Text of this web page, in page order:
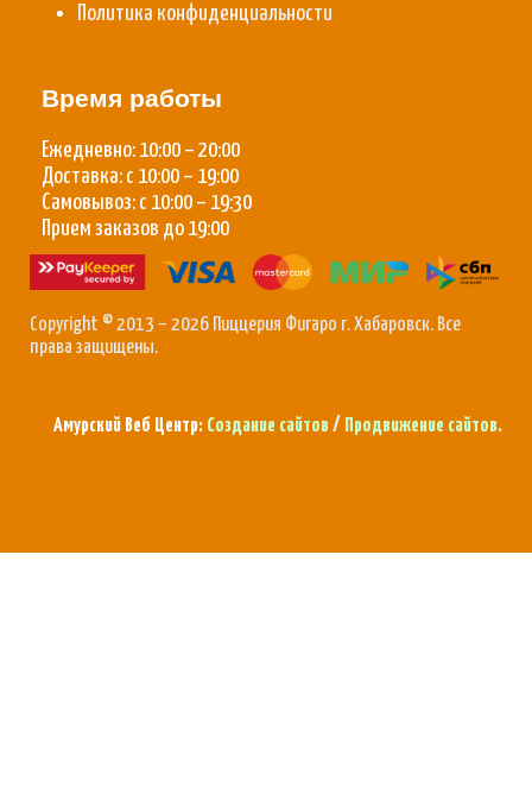
Политика конфиденциальности
Время работы
Ежедневно: 10:00 – 20:00
Доставка: с 10:00 – 19:00
Самовывоз: с 10:00 – 19:30
Прием заказов до 19:00
Copyright © 2013 – 2026 Пиццерия Фигаро г. Хабаровск. Все
права защищены.
Амурский Веб Центр: Создание сайтов/ Продвижение сайтов.